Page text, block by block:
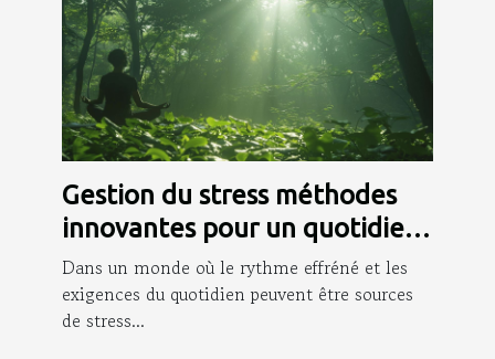
Gestion du stress méthodes
innovantes pour un quotidien
apaisé
Dans un monde où le rythme effréné et les
exigences du quotidien peuvent être sources
de stress...